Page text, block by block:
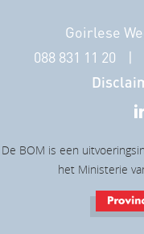
Goirlese
088 831 11 20
De BOM is een
het Ministerie